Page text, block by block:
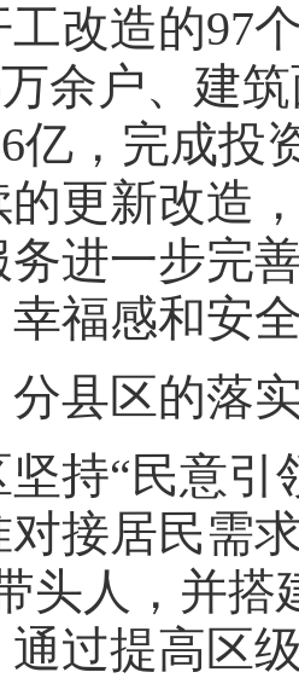
工改造的97
余户、建
亿，完成投
更新改造
进一步完
福感和安
区的落
“民意引
接居民需
头人，并搭
过提高区